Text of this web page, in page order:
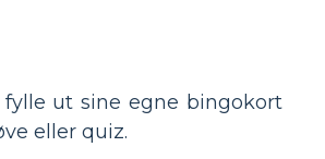
ut sine egne bingokort
eller quiz.